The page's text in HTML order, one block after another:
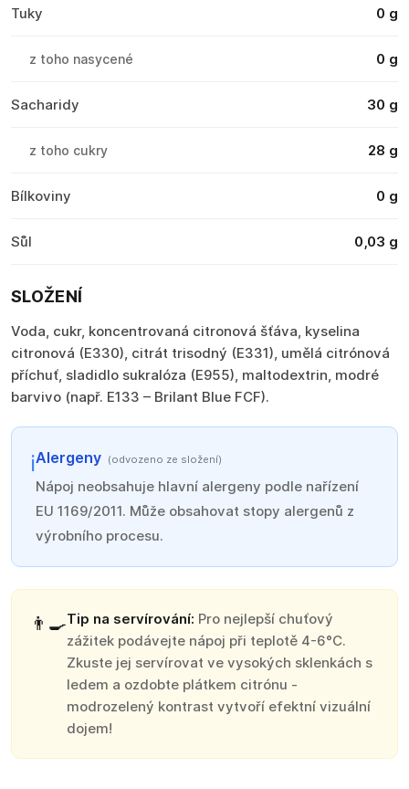
Tuky 0 g
z toho nasycené 0 g
Sacharidy 30 g
z toho cukry 28 g
Bílkoviny 0 g
Sůl 0,03 g
SLOŽENÍ
Voda, cukr, koncentrovaná citronová šťáva, kyselina
citronová (E330), citrát trisodný (E331), umělá citrónová
příchuť, sladidlo sukralóza (E955), maltodextrin, modré
barvivo (např. E133 – Brilant Blue FCF).
ℹ️Alergeny
Nápoj neobsahuje hlavní alergeny podle nařízení
EU 1169/2011. Může obsahovat stopy alergenů z
výrobního procesu.
👨‍🍳Tip na servírování: Pro nejlepší chuťový
zážitek podávejte nápoj při teplotě 4-6°C.
Zkuste jej servírovat ve vysokých sklenkách s
ledem a ozdobte plátkem citrónu -
modrozelený kontrast vytvoří efektní vizuální
dojem!